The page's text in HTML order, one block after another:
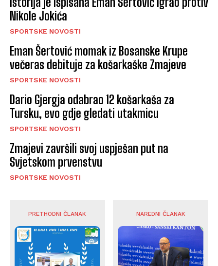
Nikole Jokića
SPORTSKE NOVOSTI
Eman Šertović momak iz Bosanske Krupe
večeras debituje za košarkaške Zmajeve
SPORTSKE NOVOSTI
Dario Gjergja odabrao 12 košarkaša za
Tursku, evo gdje gledati utakmicu
SPORTSKE NOVOSTI
Zmajevi završili svoj uspješan put na
Svjetskom prvenstvu
SPORTSKE NOVOSTI
PRETHODNI ČLANAK NAREDNI ČLANAK